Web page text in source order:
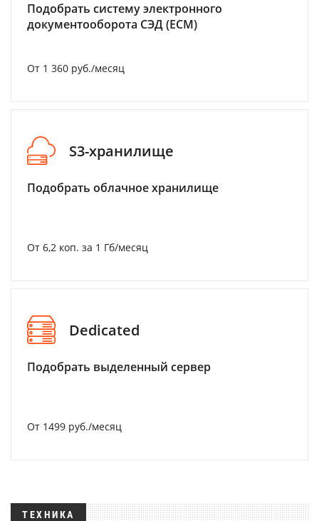
Подобрать систему электронного
документооборота СЭД (ECM)
От 1 360 руб./месяц
S3-хранилище
Подобрать облачное хранилище
От 6,2 коп. за 1 Гб/месяц
Dedicated
Подобрать выделенный сервер
От 1499 руб./месяц
ТЕХНИКА